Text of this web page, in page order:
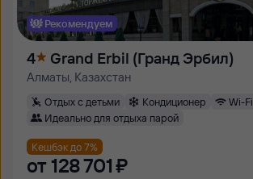
Рекомендуем
4 Grand Erbil (Гранд Эрбил)
Алматы, Казахстан
Отдых с детьми Кондиционер
Wi-Fi
Идеально для отдыха парой
Кешбэк до 7%
от 128 ⁠701 ⁠₽